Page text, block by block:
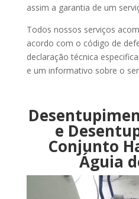
assim a garantia de um
Todos nossos serviços
acordo com o código de
declaração técnica
e um informativo sobre o
e
Conjunto
Águia